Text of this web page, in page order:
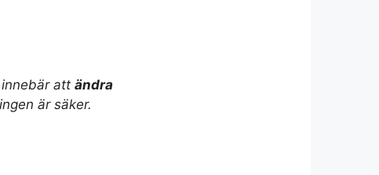
att ändra
är säker.